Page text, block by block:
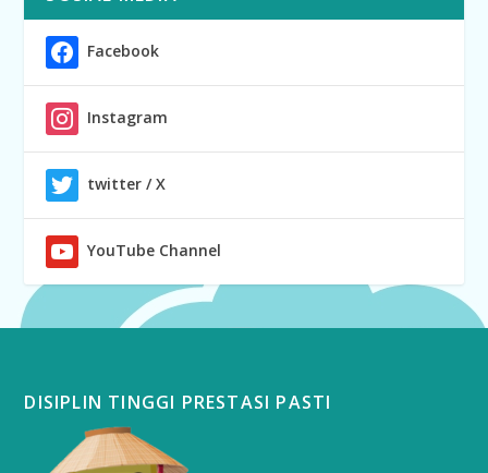
Facebook
Instagram
twitter / X
YouTube Channel
DISIPLIN TINGGI PRESTASI PASTI